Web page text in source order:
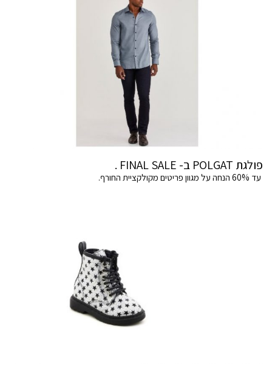
פולגת POLGAT ב- FINAL SALE .
עד 60% הנחה על מגוון פריטים מקולקציית החורף.